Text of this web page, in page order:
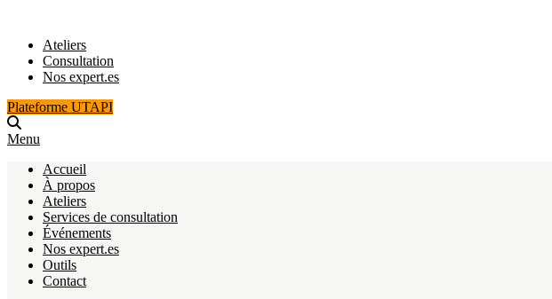
Ateliers
Consultation
Nos expert.es
Plateforme UTAPI
Menu
Accueil
À propos
Ateliers
Services de consultation
Événements
Nos expert.es
Outils
Contact